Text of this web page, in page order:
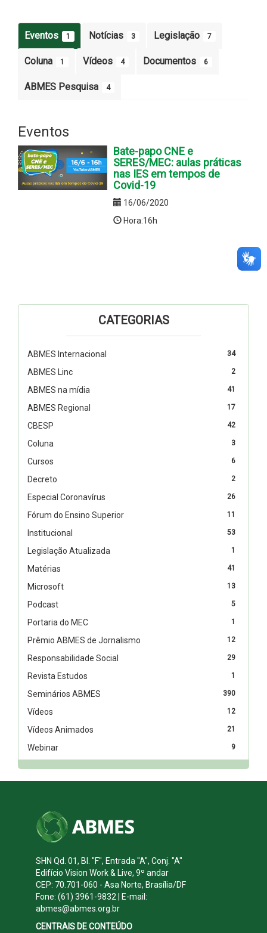
Eventos 1 Notícias 3 Legislação 7
Coluna 1 Vídeos 4 Documentos 6
ABMES Pesquisa 4
Eventos
Bate-papo CNE e
SERES/MEC: aulas práticas
nas IES em tempos de
Covid-19
16/06/2020
Hora:16h
CATEGORIAS
34
ABMES Internacional
2
ABMES Linc
41
ABMES na mídia
17
ABMES Regional
42
CBESP
3
Coluna
6
Cursos
2
Decreto
26
Especial Coronavírus
11
Fórum do Ensino Superior
53
Institucional
1
Legislação Atualizada
41
Matérias
13
Microsoft
5
Podcast
1
Portaria do MEC
12
Prêmio ABMES de Jornalismo
29
Responsabilidade Social
1
Revista Estudos
390
Seminários ABMES
12
Vídeos
21
Vídeos Animados
9
Webinar
SHN Qd. 01, Bl. "F", Entrada "A", Conj. "A"
Edifício Vision Work & Live, 9º andar
CEP: 70.701-060 - Asa Norte, Brasília/DF
Fone: (61) 3961-9832 | E-mail:
abmes@abmes.org.br
CENTRAIS DE CONTEÚDO